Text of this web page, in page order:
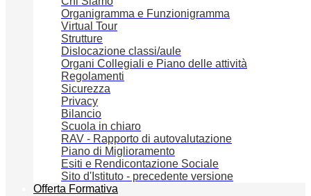
Organigramma e Funzionigramma
Virtual Tour
Strutture
Dislocazione classi/aule
Organi Collegiali e Piano delle attività
Regolamenti
Sicurezza
Privacy
Bilancio
Scuola in chiaro
RAV - Rapporto di autovalutazione
Piano di Miglioramento
Esiti e Rendicontazione Sociale
Sito d'Istituto - precedente versione
Offerta Formativa